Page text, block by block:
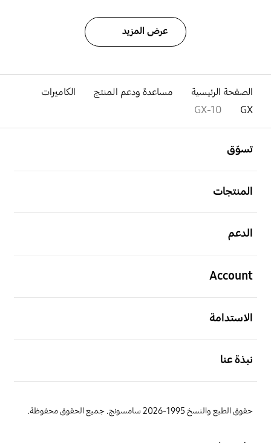
عرض المزيد
الصفحة الرئيسية مساعدة ودعم المنتج
الكاميرات
GX
GX-10
تسوّق
المنتجات
الدعم
Account
الاستدامة
نبذة عنا
حقوق الطبع والنسخ 1995-2026 سامسونج. جميع الحقوق محفوظة.